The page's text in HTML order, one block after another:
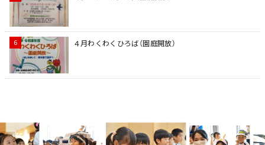
４月わくわくひろば（園庭開放）